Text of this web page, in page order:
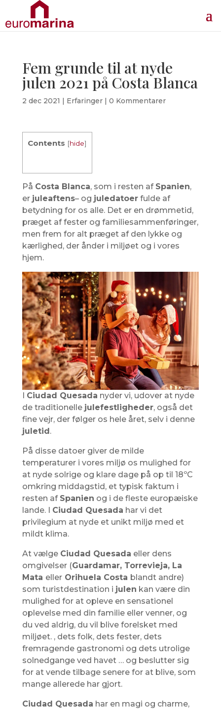
Fem grunde til at nyde
julen 2021 på Costa Blanca
2 dec 2021 | Erfaringer| 0 Kommentarer
Contents [hide]
På Costa Blanca, som i resten af ​​ Spanien,
er juleaftens– og juledatoerfulde af
betydning for os alle. Det er en drømmetid,
præget af fester og familiesammenføringer,
men frem for alt præget af den lykke og
kærlighed, der ånder i miljøet og i vores
hjem.
Ciudad Quesada nyder vi, udover at nyde
de traditionelle julefestligheder, også det
fine vejr, der følger os hele året, selv i denne
juletid .
På disse datoer giver de milde
temperaturer i vores miljø os mulighed for
at nyde solrige og klare dage på op til 18ºC
omkring middagstid, et typisk faktum i
resten af ​​ Spanien og i de fleste europæiske
lande. I Ciudad Quesada har vi det
privilegium at nyde et unikt miljø med et
mildt klima.
At vælge Ciudad Quesada eller dens
omgivelser (Guardamar, Torrevieja, La
Mata ellerOrihuela Costa blandt andre)
som turistdestination i julen kan være din
mulighed for at opleve en sensationel
oplevelse med din familie eller venner, og
du ved aldrig, du vil blive forelsket med
miljøet. , dets folk, dets fester, dets
fremragende gastronomi og dets utrolige
solnedgange ved havet … og beslutter sig
for at vende tilbage senere for at blive, som
mange allerede har gjort.
Ciudad Quesada har en magi og charme,